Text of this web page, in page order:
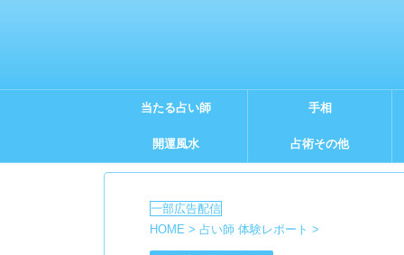
当たる占い師 手相
開運風水 占術その他
HOME > 占い師 体験レポート >